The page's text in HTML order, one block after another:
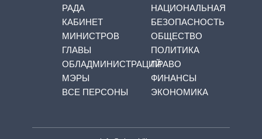
РАДА
КАБИНЕТ
МИНИСТРОВ
ГЛАВЫ
ОБЛАДМИНИСТРАЦИЙ
МЭРЫ
ВСЕ ПЕРСОНЫ
НАЦИОНАЛЬНАЯ
БЕЗОПАСНОСТЬ
ОБЩЕСТВО
ПОЛИТИКА
ПРАВО
ФИНАНСЫ
ЭКОНОМИКА